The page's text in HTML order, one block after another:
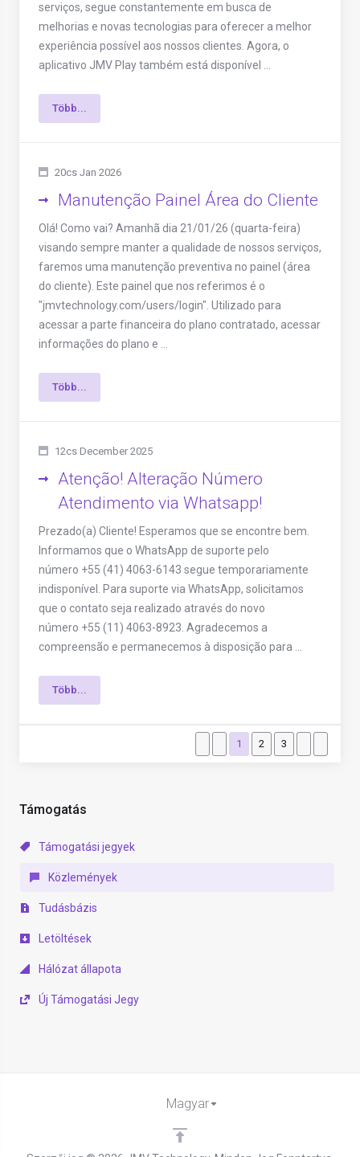
Támogatás
Támogatási jegyek
Közlemények
Tudásbázis
Letöltések
Hálózat állapota
Új Támogatási Jegy
serviços, segue constantemente em busca de
melhorias e novas tecnologias para oferecer a melhor
experiência possível aos nossos clientes. Agora, o
aplicativo JMV Play também está disponível ...
Több...
20cs Jan 2026
Manutenção Painel Área do Cliente
Olá! Como vai? Amanhã dia 21/01/26 (quarta-feira)
visando sempre manter a qualidade de nossos serviços,
faremos uma manutenção preventiva no painel (área
do cliente). Este painel que nos referimos é o
"jmvtechnology.com/users/login". Utilizado para
acessar a parte financeira do plano contratado, acessar
informações do plano e ...
Több...
12cs December 2025
Atenção! Alteração Número
Atendimento via Whatsapp!
Prezado(a) Cliente! Esperamos que se encontre bem.
Informamos que o WhatsApp de suporte pelo
número +55 (41) 4063-6143 segue temporariamente
indisponível. Para suporte via WhatsApp, solicitamos
que o contato seja realizado através do novo
número +55 (11) 4063-8923. Agradecemos a
compreensão e permanecemos à disposição para ...
Több...
1 2 3
Magyar